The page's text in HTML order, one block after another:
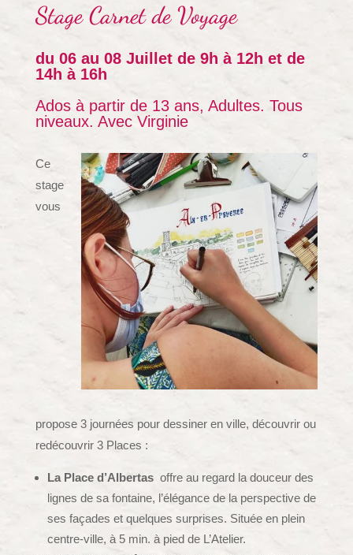
StageCarnet de Voyage
du 06 au 08 Juillet de 9h à 12h et de
14h à 16h
Ados à partir de 13 ans, Adultes. Tous
niveaux. Avec Virginie
Ce
stage
vous
propose 3 journées pour dessiner en ville, découvrir ou
redécouvrir 3 Places :
La Place d’Albertas offre au regard la douceur des
lignes de sa fontaine, l’élégance de la perspective de
ses façades et quelques surprises. Située en plein
centre-ville, à 5 min. à pied de L’Atelier.